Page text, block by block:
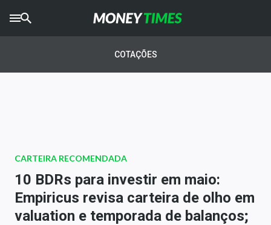
AGROTIMES
Newsletters
Money Trader
Anuncie
COTAÇÕES
CARTEIRA RECOMENDADA
10 BDRs para investir em maio:
Empiricus revisa carteira de olho em
valuation e temporada de balanços;